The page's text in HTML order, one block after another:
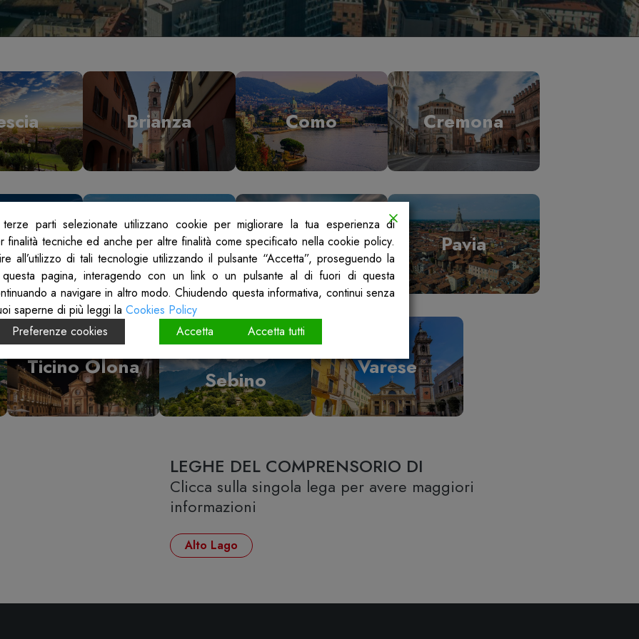
Brianza Como Cremona
Mantova Milano Pavia
Ticino Olona
Vallecamonica
Sebino
Varese
LEGHE DEL COMPRENSORIO DI
Clicca sulla singola lega per avere maggiori
informazioni
Alto Lago
parti selezionate utilizzano cookie per migliorare la tua esperienza di
finalità tecniche ed anche per altre finalità come specificato nella cookie policy.
all’utilizzo di tali tecnologie utilizzando il pulsante “Accetta”, proseguendo la
pagina, interagendo con un link o un pulsante al di fuori di questa
a navigare in altro modo. Chiudendo questa informativa, continui senza
saperne di più leggi la Cookies Policy
Preferenze cookies Accetta Accetta tutti